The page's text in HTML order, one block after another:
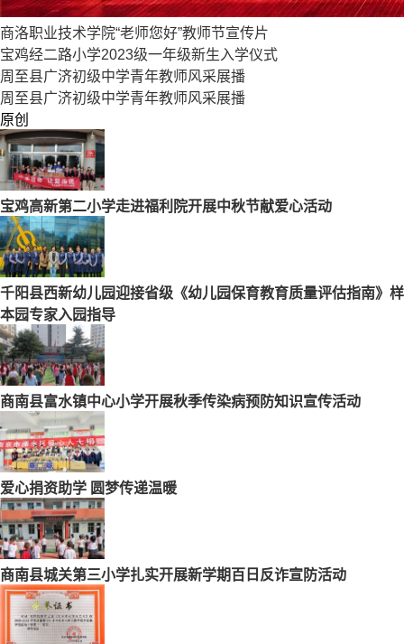
商洛职业技术学院“老师您好”教师节宣传片
宝鸡经二路小学2023级一年级新生入学仪式
周至县广济初级中学青年教师风采展播
周至县广济初级中学青年教师风采展播
原创
宝鸡高新第二小学走进福利院开展中秋节献爱心活动
千阳县西新幼儿园迎接省级《幼儿园保育教育质量评估指南》样
本园专家入园指导
商南县富水镇中心小学开展秋季传染病预防知识宣传活动
爱心捐资助学 圆梦传递温暖
商南县城关第三小学扎实开展新学期百日反诈宣防活动